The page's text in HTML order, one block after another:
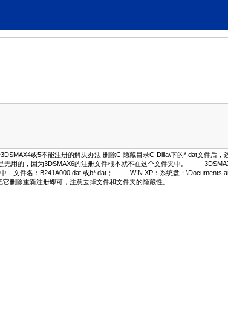
或5不能注册的解决办法 删除C:隐藏目录C-Dilla\下的*.dat文件后
无用的，因为3DSMAX6的注册文件根本就不在这个文件夹中。
，文件名：B241A000.dat 或b*.dat； WIN XP：系统盘：\Documents
除重新注册即可，注意去掉文件和文件夹的隐藏性。